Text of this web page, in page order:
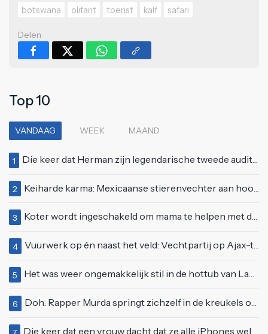
botswana
olifant toerist kalf safari
Delen
Top 10
VANDAAG WEEK MAAND
1 Die keer dat Herman zijn legendarische tweede auditie bij Idols deed
2 Keiharde karma: Mexicaanse stierenvechter aan hoorn gespietst voor ogen van duizenden toeschouwers
3 Koter wordt ingeschakeld om mama te helpen met de perfecte vakantiefoto te maken
4 Vuurwerk op én naast het veld: Vechtpartij op Ajax-tribune tussen supporters en stewards
5 Het was weer ongemakkelijk stil in de hottub van Lang Leve de Liefde
6 Doh: Rapper Murda springt zichzelf in de kreukels op het Moonstar Festival
Die keer dat een vrouw dacht dat ze alle iPhones wel op kon kopen